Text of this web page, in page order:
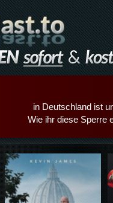
in Deutschland ist
Wie ihr diese Sperre
Details,Play